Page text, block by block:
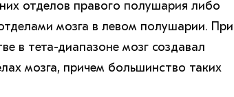
отделов правого полушария либо
мозга в левом полушарии. При
в тета-диапазоне мозг создавал
мозга, причем большинство таких